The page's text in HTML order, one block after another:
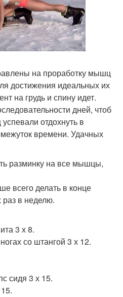
на проработку мышц
достижения идеальных их
на грудь и спину идет.
дней, чтоб
отдохнуть в
времени. Удачных
разминку на все мышцы,
всего делать в конце
в неделю.
3 х 8.
со штангой 3 х 12.
сидя 3 х 15.